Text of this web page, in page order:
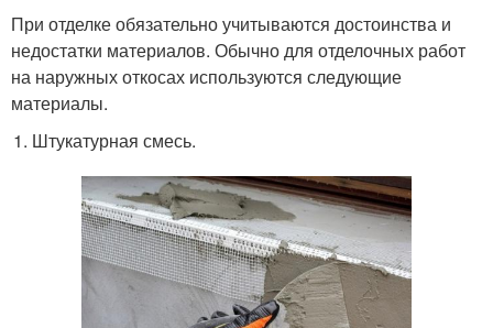
При отделке обязательно учитываются достоинства и
недостатки материалов. Обычно для отделочных работ
на наружных откосах используются следующие
материалы.
Штукатурная смесь.